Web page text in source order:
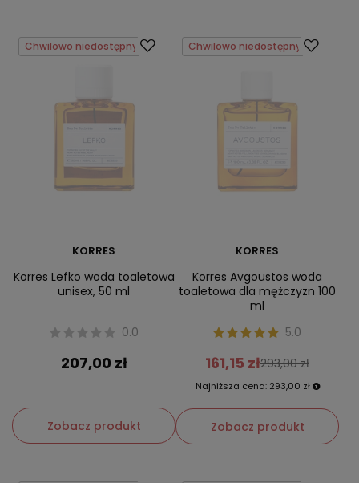
Chwilowo niedostępny
KORRES
Korres Lefko woda toaletowa
unisex, 50 ml
0.0
207,00 zł
Zobacz produkt
Chwilowo niedostępny
KORRES
Korres Avgoustos woda
toaletowa dla mężczyzn 100
ml
5.0
161,15 zł293,00 zł
Najniższa cena: 293,00 zł
Zobacz produkt